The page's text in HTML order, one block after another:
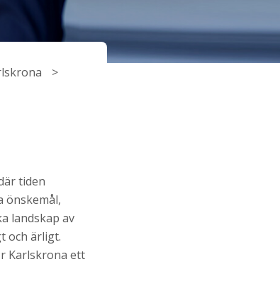
tiden
önskemål,
landskap av
och ärligt.
Karlskrona ett